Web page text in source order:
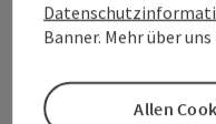
info@muehlviertel.at
Banner. Mehr über uns
Allen